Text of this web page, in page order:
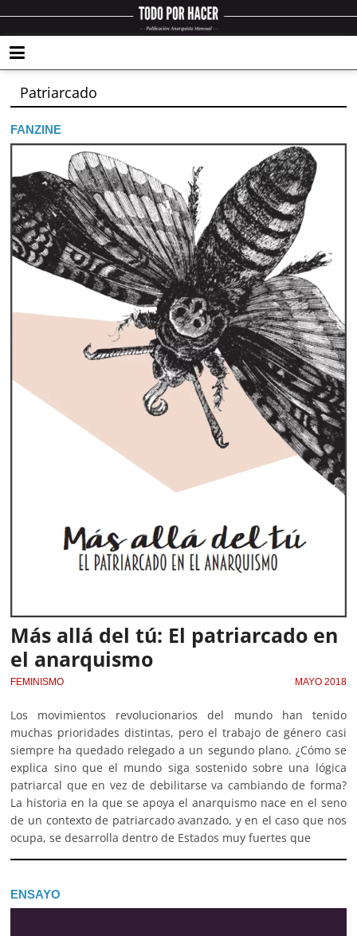
Patriarcado
FANZINE
Más allá del tú: El patriarcado en
el anarquismo
FEMINISMO MAYO 2018
Los movimientos revolucionarios del mundo han tenido
muchas prioridades distintas, pero el trabajo de género casi
siempre ha quedado relegado a un segundo plano. ¿Cómo se
explica sino que el mundo siga sostenido sobre una lógica
patriarcal que en vez de debilitarse va cambiando de forma?
La historia en la que se apoya el anarquismo nace en el seno
de un contexto de patriarcado avanzado, y en el caso que nos
ocupa, se desarrolla dentro de Estados muy fuertes que
ENSAYO